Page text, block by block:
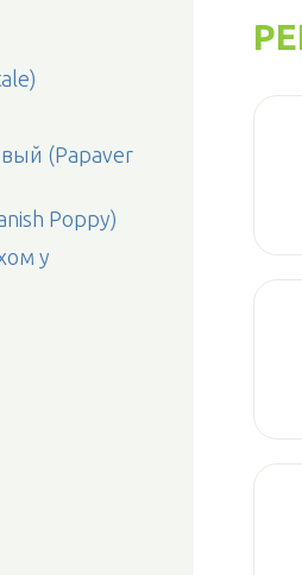
(Papaver
Poppy)
у